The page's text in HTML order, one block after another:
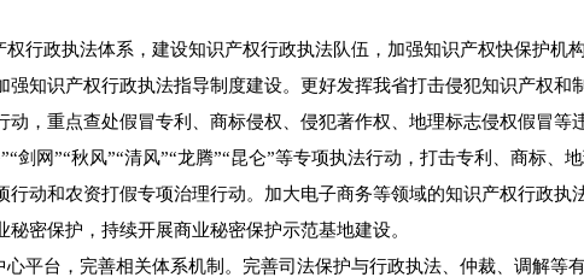
政执法体系，建设知识产权行政执法队伍，加强知识产权快保护机
知识产权行政执法指导制度建设。更好发挥我省打击侵犯知识产权和
，重点查处假冒专利、商标侵权、侵犯著作权、地理标志侵权假冒
剑网”“秋风”“清风”“龙腾”“昆仑”等专项执法行动，打击专利、商标、
动和农资打假专项治理行动。加大电子商务等领域的知识产权行政
密保护，持续开展商业秘密保护示范基地建设。
台，完善相关体系机制。完善司法保护与行政执法、仲裁、调解等